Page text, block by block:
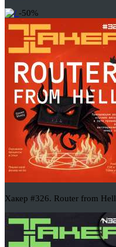
-50%
Хакер #326. Router from Hell